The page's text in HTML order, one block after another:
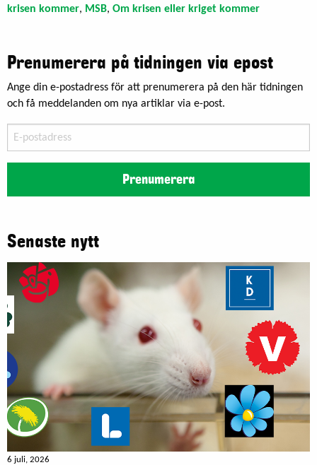
krisen kommer, MSB, Om krisen eller kriget kommer
Prenumerera på tidningen via epost
Ange din e-postadress för att prenumerera på den här tidningen
och få meddelanden om nya artiklar via e-post.
postadress
Prenumerera
Senaste nytt
6 juli, 2026